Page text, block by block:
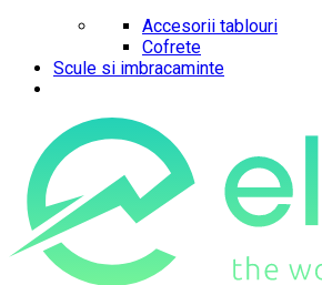
Accesorii tablouri
Cofrete
Scule si imbracaminte